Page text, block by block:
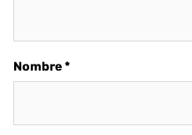
Nombre*